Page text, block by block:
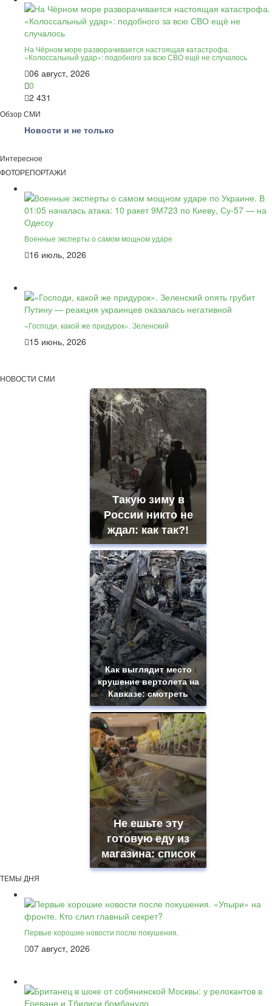
На Чёрном море разворачивается настоящая катастрофа.
«Колоссальный удар»: подобного за всю СВО ещё не случалось
06 август, 2026
0
2 431
Обзор СМИ
Новости и не только
Интересное
ФОТОРЕПОРТАЖИ
Военные эксперты о самом мощном ударе
16 июль, 2026
«Господи, какой же придурок». Зеленский
15 июнь, 2026
НОВОСТИ СМИ
Такую зиму в
России никто не
ждал: как так?!
Как выглядит место
крушение вертолета на
Кавказе: смотреть
Не ешьте эту
готовую еду из
магазина: список
ТЕМЫ ДНЯ
Первые хорошие новости после покушения.
07 август, 2026